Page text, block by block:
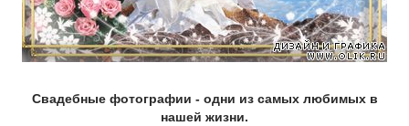
Свадебные фотографии - одни из самых любимых в
нашей жизни.